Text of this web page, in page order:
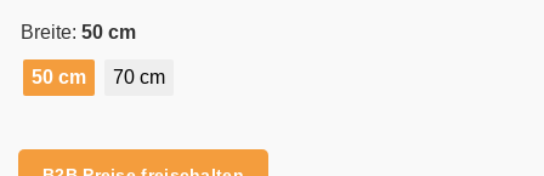
Breite: 50 cm
50 cm 70 cm